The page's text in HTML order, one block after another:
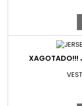
XAGOTADO!!!